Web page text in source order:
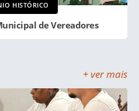
HISTÓRICO
de Vereadores
+ ver mais